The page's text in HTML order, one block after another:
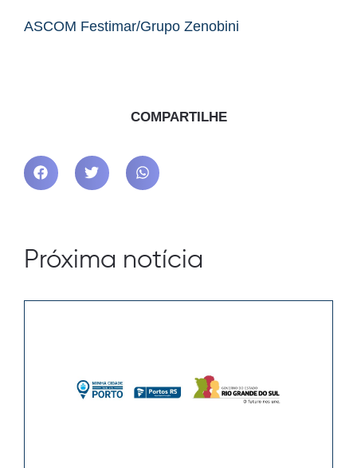
ASCOM Festimar/Grupo Zenobini
COMPARTILHE
Próxima notícia